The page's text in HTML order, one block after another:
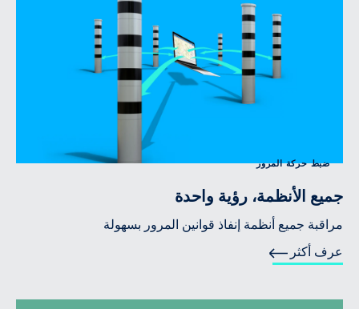
ضبط حركة المرور
جميع الأنظمة، رؤية واحدة
مراقبة جميع أنظمة إنفاذ قوانين المرور بسهولة
عرف أكثر